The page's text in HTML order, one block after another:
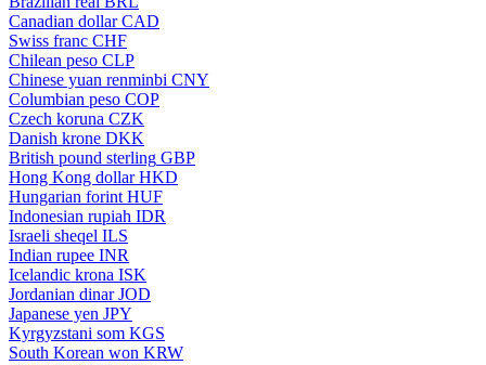
Canadian dollar CAD
Swiss franc CHF
Chilean peso CLP
Chinese yuan renminbi CNY
Columbian peso COP
Czech koruna CZK
Danish krone DKK
British pound sterling GBP
Hong Kong dollar HKD
Hungarian forint HUF
Indonesian rupiah IDR
Israeli sheqel ILS
Indian rupee INR
Icelandic krona ISK
Jordanian dinar JOD
Japanese yen JPY
Kyrgyzstani som KGS
South Korean won KRW